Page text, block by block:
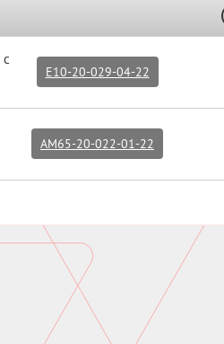
E10-20-029-04-22
AM65-20-022-01-22